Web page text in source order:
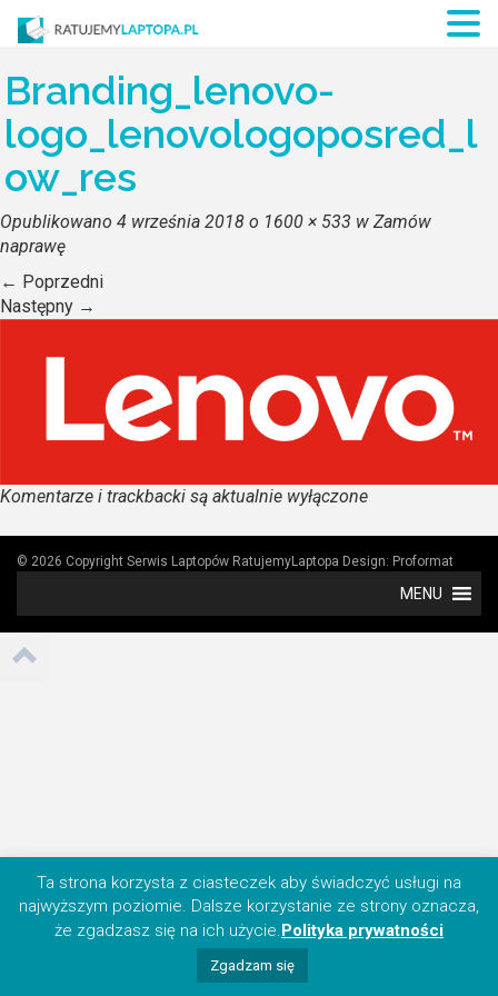
Branding_lenovo-
logo_lenovologoposred_l
ow_res
Opublikowano 4 września 2018 o 1600 × 533 w Zamów
naprawę
← Poprzedni
Następny →
Komentarze i trackbacki są aktualnie wyłączone
© 2026 Copyright Serwis Laptopów RatujemyLaptopa Design: Proformat
MENU
Ta strona korzysta z ciasteczek aby świadczyć usługi na
najwyższym poziomie. Dalsze korzystanie ze strony oznacza,
że zgadzasz się na ich użycie.Polityka prywatności
Zgadzam się